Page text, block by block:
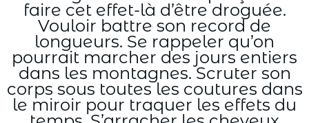
faire cet effet-là d’être droguée.
Vouloir battre son record de
longueurs. Se rappeler qu’on
pourrait marcher des jours entiers
dans les montagnes. Scruter son
corps sous toutes les coutures dans
le miroir pour traquer les effets du